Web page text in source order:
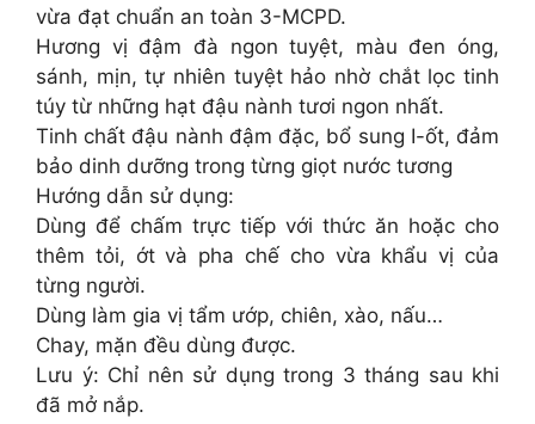
vừa đạt chuẩn an toàn 3-MCPD.
Hương vị đậm đà ngon tuyệt, màu đen óng,
sánh, mịn, tự nhiên tuyệt hảo nhờ chắt lọc tinh
túy từ những hạt đậu nành tươi ngon nhất.
Tinh chất đậu nành đậm đặc, bổ sung I-ốt, đảm
bảo dinh dưỡng trong từng giọt nước tương
Hướng dẫn sử dụng:
Dùng để chấm trực tiếp với thức ăn hoặc cho
thêm tỏi, ớt và pha chế cho vừa khẩu vị của
từng người.
Dùng làm gia vị tẩm ướp, chiên, xào, nấu…
Chay, mặn đều dùng được.
Lưu ý: Chỉ nên sử dụng trong 3 tháng sau khi
đã mở nắp.